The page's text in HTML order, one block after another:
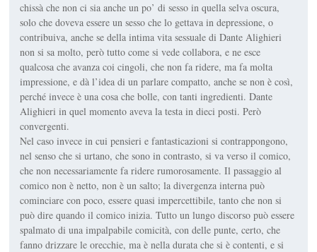
chissà che non ci sia anche un po’ di sesso in quella selva oscura,
solo che doveva essere un sesso che lo gettava in depressione, o
contribuiva, anche se della intima vita sessuale di Dante Alighieri
non si sa molto, però tutto come si vede collabora, e ne esce
qualcosa che avanza coi cingoli, che non fa ridere, ma fa molta
impressione, e dà l’idea di un parlare compatto, anche se non è così,
perché invece è una cosa che bolle, con tanti ingredienti. Dante
Alighieri in quel momento aveva la testa in dieci posti. Però
convergenti.
Nel caso invece in cui pensieri e fantasticazioni si contrappongono,
nel senso che si urtano, che sono in contrasto, si va verso il comico,
che non necessariamente fa ridere rumorosamente. Il passaggio al
comico non è netto, non è un salto; la divergenza interna può
cominciare con poco, essere quasi impercettibile, tanto che non si
può dire quando il comico inizia. Tutto un lungo discorso può essere
spalmato di una impalpabile comicità, con delle punte, certo, che
fanno drizzare le orecchie, ma è nella durata che si è contenti, e si